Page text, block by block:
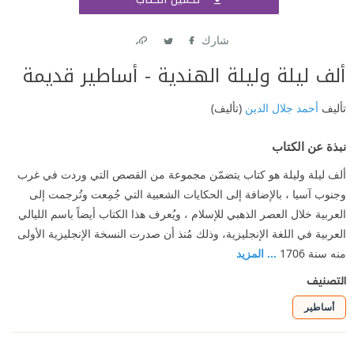
شارك
ألف ليلة وليلة الهندية - أساطير قديمة
تأليف أحمد جلال الدين (تأليف)
نبذة عن الكتاب
ألف ليلة وليلة هو كتاب يتضمّن مجموعة من القصص التي وردت في غرب
وجنوب آسيا ، بالإضافة إلى الحكايات الشعبية التي جُمِعت وتُرجمت إلى
العربية خلال العصر الذهبي للإسلام ، ويُعرف هذا الكتاب أيضاً باسم الليالي
العربية في اللغة الإنجليزية، وذلك مُنذ أن صدرت النسخة الإنجليزية الأولى
منه سنة 1706
... المزيد
التصنيف
أساطير